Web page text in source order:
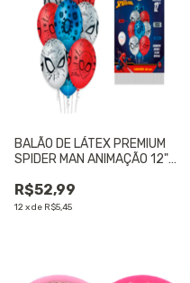
BALÃO DE LÁTEX PREMIUM
SPIDER MAN ANIMAÇÃO 12"
- 01 UNIDADE
R$52,99
12xde R$5,45